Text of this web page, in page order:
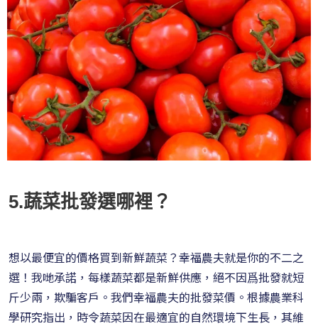
5.蔬菜批發選哪裡？
想以最便宜的價格買到新鮮蔬菜？幸福農夫就是你的不二之
選！我哋承諾，每樣蔬菜都是新鮮供應，絕不因爲批發就短
斤少兩，欺騙客戶。我們幸福農夫的批發菜價。根據農業科
學研究指出，時令蔬菜因在最適宜的自然環境下生長，其維